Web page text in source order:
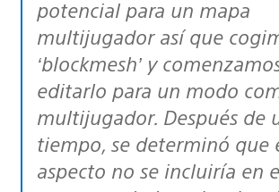
potencial para un mapa
multijugador así que
‘blockmesh’ y
editarlo para un modo
multijugador. Después de
tiempo, se determinó que
aspecto no se incluiría en